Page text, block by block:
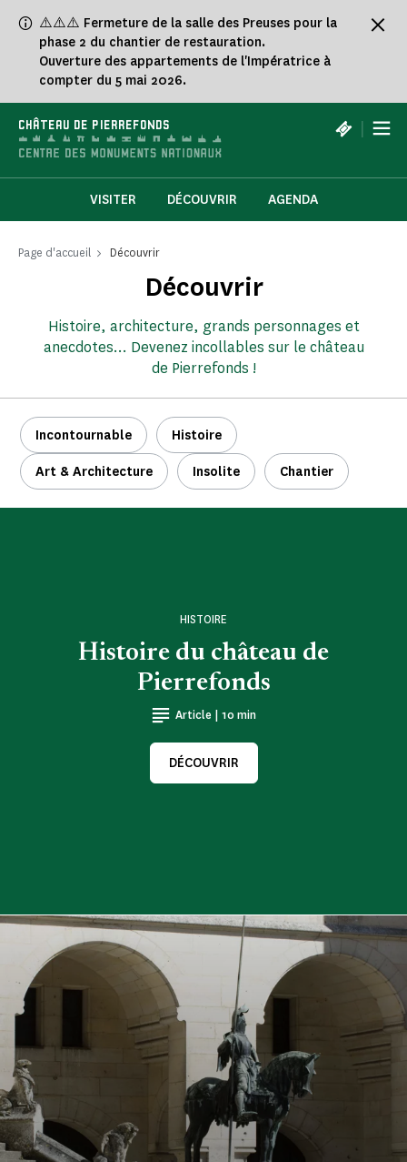
⚠️⚠️⚠️ Fermeture de la salle des Preuses pour la
phase 2 du chantier de restauration.
Ouverture des appartements de l'Impératrice à
compter du 5 mai 2026.
CHÂTEAU DE PIERREFONDS |
VISITER DÉCOUVRIR AGENDA
Page d'accueil Découvrir
Découvrir
Histoire, architecture, grands personnages et
anecdotes... Devenez incollables sur le château
de Pierrefonds !
Incontournable Histoire
Art & Architecture Insolite Chantier
Histoire du château de
Pierrefonds
HISTOIRE
Article | 10 min
DÉCOUVRIR